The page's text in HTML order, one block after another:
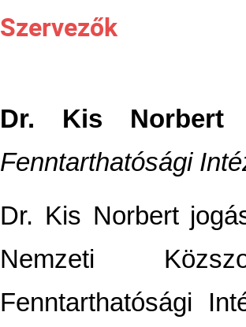
Szervezők
Dr. Kis
Fenntarthatósági
Dr. Kis Norbert
Nemzeti
Fenntarthatósági